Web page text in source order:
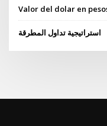
Valor del dolar en
استراتيجية تداول المطرقة